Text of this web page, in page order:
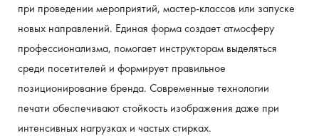
при проведении мероприятий, мастер-классов или запуске
новых направлений. Единая форма создает атмосферу
профессионализма, помогает инструкторам выделяться
среди посетителей и формирует правильное
позиционирование бренда. Современные технологии
печати обеспечивают стойкость изображения даже при
интенсивных нагрузках и частых стирках.